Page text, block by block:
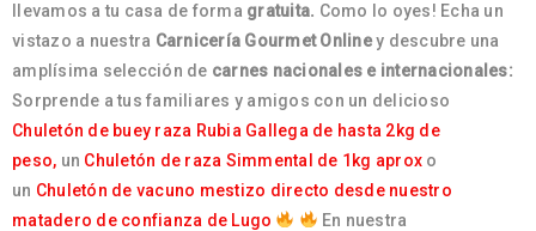
llevamos a tu casa de forma gratuita. Como lo oyes! Echa un
vistazo a nuestra Carnicería Gourmet Onliney descubre una
amplísima selección de carnes nacionales e internacionales:
Sorprende a tus familiares y amigos con un delicioso
Chuletón de buey raza Rubia Gallega de hasta 2kg de
peso, un Chuletón de raza Simmental de 1kg aprox o
un Chuletón de vacuno mestizo directo desde nuestro
matadero de confianza de Lugo
En nuestra